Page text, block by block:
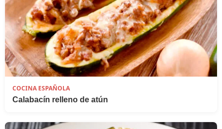
COCINA ESPAÑOLA
Calabacín relleno de atún